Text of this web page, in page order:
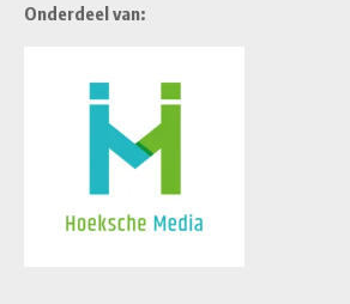
Onderdeel van: